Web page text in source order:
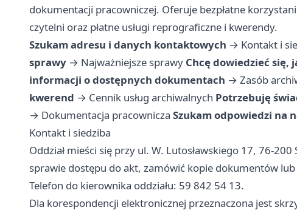
dokumentacji pracowniczej. Oferuje bezpłatne
czytelni oraz płatne usługi reprograficzne i kwerendy.
Szukam adresu i danych kontaktowych → Kontakt i
sprawy → Najważniejsze sprawy Chcę dowiedzieć się,
informacji o dostępnych dokumentach → Zasób
kwerend → Cennik usług archiwalnych Potrzebuję
→ Dokumentacja pracownicza Szukam odpowiedzi na
Kontakt i siedziba
Oddział mieści się przy ul. W. Lutosławskiego 17, 76-200
sprawie dostępu do akt, zamówić kopie dokumentów
Telefon do kierownika oddziału: 59 842 54 13.
Dla korespondencji elektronicznej przeznaczona jest